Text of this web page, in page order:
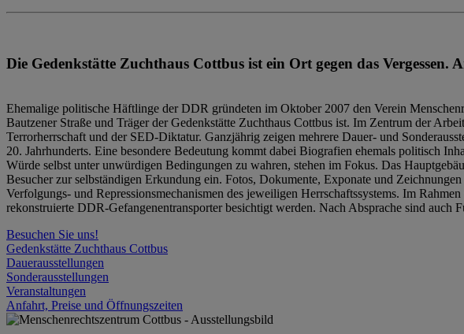
Die Gedenkstätte Zuchthaus Cottbus ist ein Ort gegen das Vergessen.
Ehemalige politische Häftlinge der DDR gründeten im Oktober 2007 den Verein
Bautzener Straße und Träger der Gedenkstätte Zuchthaus Cottbus ist. Im Zentrum der
Terrorherrschaft und der SED-Diktatur. Ganzjährig zeigen mehrere Dauer- und
20. Jahrhunderts. Eine besondere Bedeutung kommt dabei Biografien ehemals politisch
Würde selbst unter unwürdigen Bedingungen zu wahren, stehen im Fokus. Das
Besucher zur selbständigen Erkundung ein. Fotos, Dokumente, Exponate und
Verfolgungs- und Repressionsmechanismen des jeweiligen Herrschaftssystems. Im
rekonstruierte DDR-Gefangenentransporter besichtigt werden. Nach Absprache sind auch
Besuchen Sie uns!
Gedenkstätte Zuchthaus Cottbus
Dauerausstellungen
Sonderausstellungen
Veranstaltungen
Anfahrt, Preise und Öffnungszeiten